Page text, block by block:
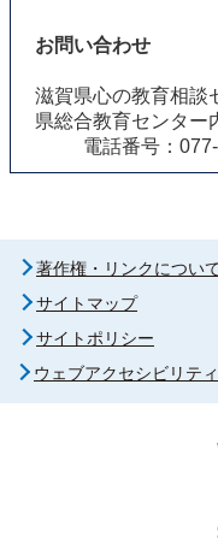
お問い合わせ
滋賀県心の教育相談
県総合教育センター
電話番号：
著作権・リンクについ
サイトマップ
サイトポリシー
ウェブアクセシビリテ